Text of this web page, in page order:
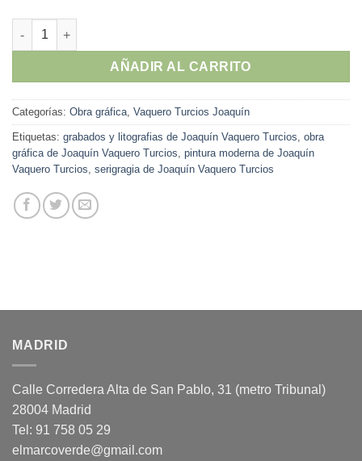
Joaquín Vaquero Turcios - "El verano" carpeta el Jardín,
AÑADIR AL CARRITO
Categorías: Obra gráfica, Vaquero Turcios Joaquín
Etiquetas: grabados y litografias de Joaquín Vaquero Turcios, obra
gráfica de Joaquín Vaquero Turcios, pintura moderna de Joaquín
Vaquero Turcios, serigragia de Joaquín Vaquero Turcios
MADRID
Calle Corredera Alta de San Pablo, 31 (metro Tribunal)
28004 Madrid
Tel: 91 758 05 29
elmarcoverde@gmail.com